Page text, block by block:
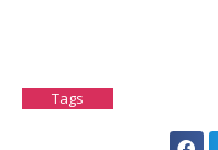
Tags